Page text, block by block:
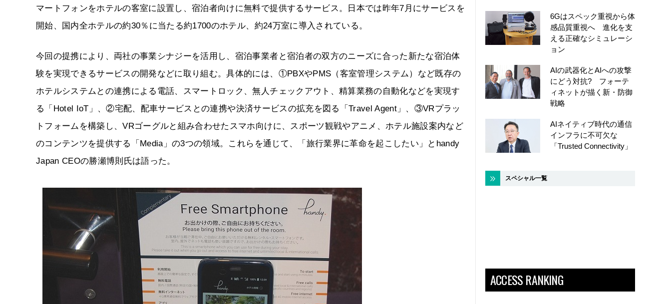
マートフォンをホテルの客室に設置し、宿泊者向けに無料で提供するサービス。日本では昨年7月にサービスを
開始、国内全ホテルの約30％に当たる約1700のホテル、約24万室に導入されている。
今回の提携により、両社の事業シナジーを活用し、宿泊事業者と宿泊者の双方のニーズに合った新たな宿泊体
験を実現できるサービスの開発などに取り組む。具体的には、①PBXやPMS（客室管理システム）など既存の
ホテルシステムとの連携による電話、スマートロック、無人チェックアウト、精算業務の自動化などを実現す
る「Hotel IoT」、②宅配、配車サービスとの連携や決済サービスの拡充を図る「Travel Agent」、③VRプラッ
トフォームを構築し、VRゴーグルと組み合わせたスマホ向けに、スポーツ観戦やアニメ、ホテル施設案内など
のコンテンツを提供する「Media」の3つの領域。これらを通じて、「旅行業界に革命を起こしたい」とhandy
Japan CEOの勝瀬博則氏は語った。
6Gはスペック重視から体
感品質重視へ 進化を支
える正確なシミュレーシ
ョン
AIの武器化とAIへの攻撃
にどう対抗? フォーテ
ィネットが描く新・防御
戦略
AIネイティブ時代の通信
インフラに不可欠な
「Trusted Connectivity」
スペシャル一覧
ACCESS RANKING